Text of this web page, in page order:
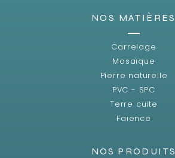
NOS MATIÈRES
Carrelage
Mosaïque
Pierre naturelle
PVC - SPC
Terre cuite
Faïence
NOS PRODUITS